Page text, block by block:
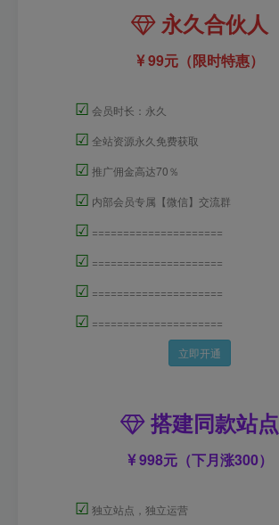
永久合伙人
99元（限时特惠）
☑ 会员时长：永久
☑ 全站资源永久免费获取
☑ 推广佣金高达70％
☑ 内部会员专属【微信】交流群
☑ =====================
☑ =====================
☑ =====================
☑ =====================
立即开通
搭建同款站点
998元（下月涨300）
☑ 独立站点，独立运营